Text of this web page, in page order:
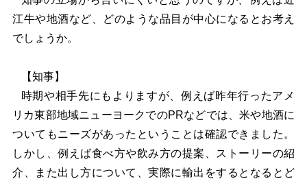
江牛や地酒など、どのような品目が中心になるとお考え
でしょうか。
【知事】
時期や相手先にもよりますが、例えば昨年行ったアメ
リカ東部地域ニューヨークでのPRなどでは、米や地酒に
ついてもニーズがあったということは確認できました。
しかし、例えば食べ方や飲み方の提案、ストーリーの紹
介、また出し方について、実際に輸出をするとなるとど